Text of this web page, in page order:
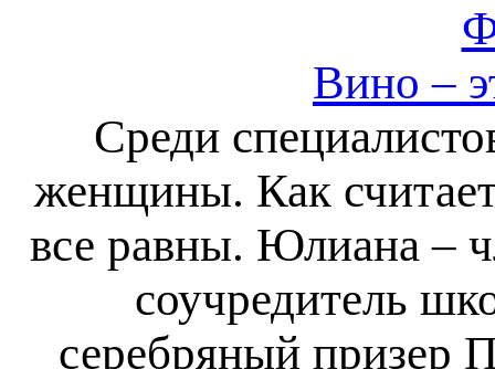
Вино –
Среди
женщины. Как
все равны. Юлиана –
соучредитель
серебряный призер